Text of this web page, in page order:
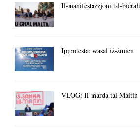
Il-manifestazzjoni tal-bieraħ
Ipprotesta: wasal iż-żmien
VLOG: Il-marda tal-Maltin